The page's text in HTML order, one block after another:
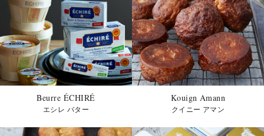
「ケーク・パニエ・ブール」「エクレール・ナ
チュール」ネット事前予約の変更点についてお
知らせ
2025/5/20
オムレット・オランジュ販売再開のご案内
2025/4/23
Beurre ÉCHIRÉ
エシレ バター
Kouign Amann
クイニー アマン